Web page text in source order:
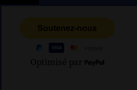
Optimisé par